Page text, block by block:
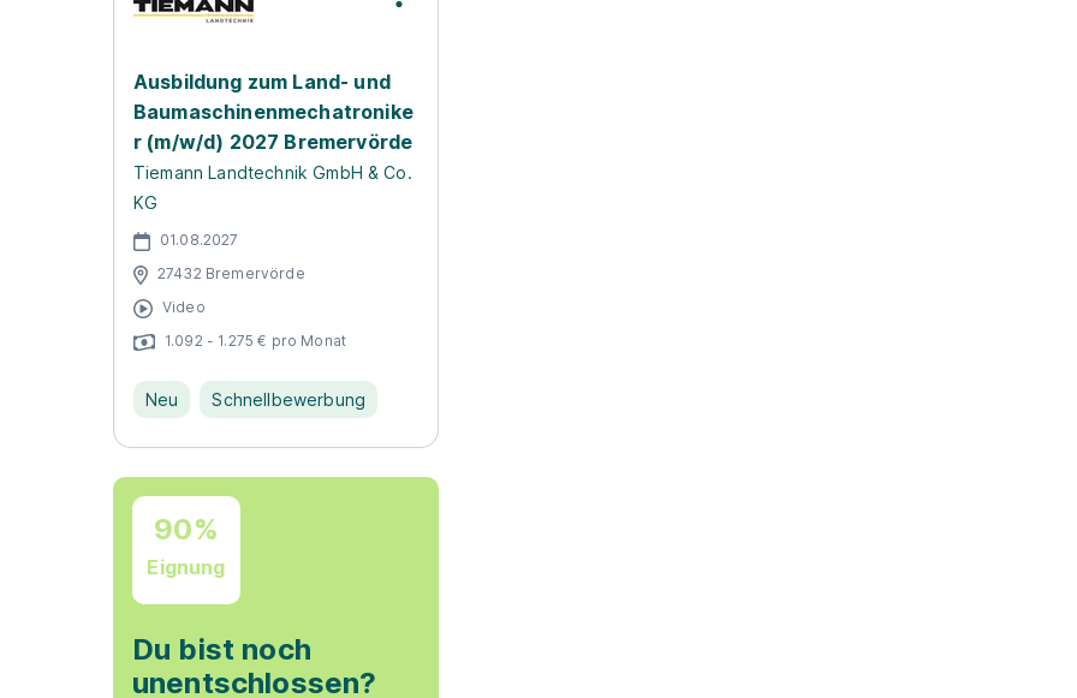
Ausbildung zum Land- und
Baumaschinenmechatronike
r (m/w/d) 2027 Bremervörde
Tiemann Landtechnik GmbH & Co.
KG
01.08.2027
27432 Bremervörde
Video
1.092 - 1.275 € pro Monat
Neu Schnellbewerbung
90%
Eignung
Du bist noch
unentschlossen?